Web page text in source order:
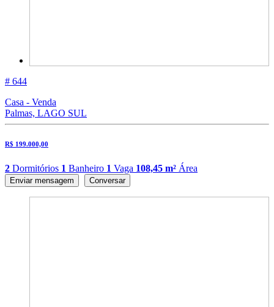
# 644
Casa - Venda
Palmas, LAGO SUL
R$ 199.000,00
2 Dormitórios 1 Banheiro 1 Vaga 108,45 m² Área
Enviar mensagem Conversar